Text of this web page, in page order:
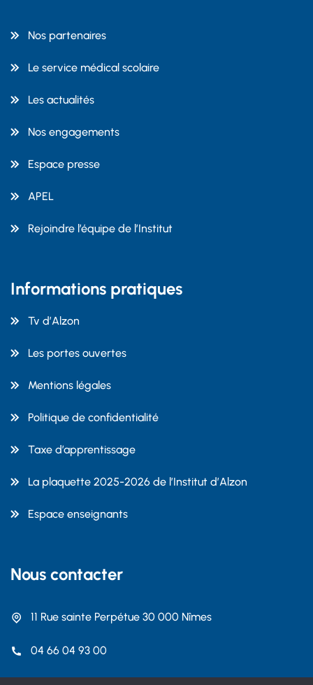
Nos partenaires
Le service médical scolaire
Les actualités
Nos engagements
Espace presse
APEL
Rejoindre l’équipe de l’Institut
Informations pratiques
Tv d’Alzon
Les portes ouvertes
Mentions légales
Politique de confidentialité
Taxe d’apprentissage
La plaquette 2025-2026 de l’Institut d’Alzon
Espace enseignants
Nous contacter
11 Rue sainte Perpétue 30 000 Nîmes
04 66 04 93 00